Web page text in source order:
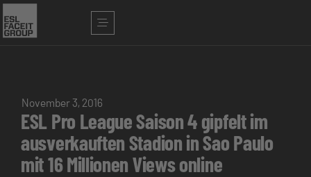
November 3, 2016
ESL Pro League Saison 4 gipfelt im
ausverkauften Stadion in Sao Paulo
mit 16 Millionen Views online